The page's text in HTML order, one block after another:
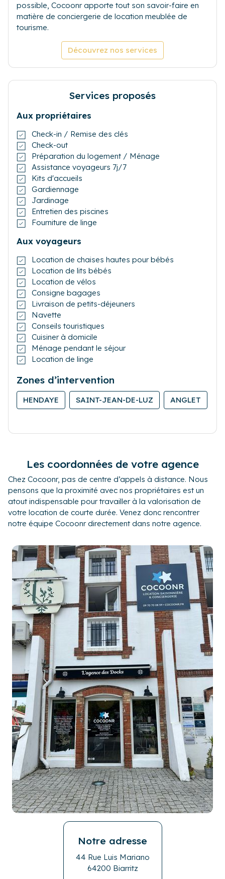
possible, Cocoonr apporte tout son savoir-faire en
matière de conciergerie de location meublée de
tourisme.
Découvrez nos services
Services proposés
Aux propriétaires
Check-in / Remise des clés
Check-out
Préparation du logement / Ménage
Assistance voyageurs 7j/7
Kits d'accueils
Gardiennage
Jardinage
Entretien des piscines
Fourniture de linge
Aux voyageurs
Location de chaises hautes pour bébés
Location de lits bébés
Location de vélos
Consigne bagages
Livraison de petits-déjeuners
Navette
Conseils touristiques
Cuisiner à domicile
Ménage pendant le séjour
Location de linge
Zones d’intervention
HENDAYE SAINT-JEAN-DE-LUZ ANGLET
Les coordonnées de votre agence
Chez Cocoonr, pas de centre d’appels à distance. Nous
pensons que la proximité avec nos propriétaires est un
atout indispensable pour travailler à la valorisation de
votre location de courte durée. Venez donc rencontrer
notre équipe Cocoonr directement dans notre agence.
Notre adresse
44 Rue Luis Mariano
64200 Biarritz